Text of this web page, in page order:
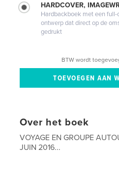
HARDCOVER,
Hardbackboek met een full-
ontwerp dat direct op de
gedrukt
BTW wordt
Over het boek
VOYAGE EN GROUPE
JUIN 2016...